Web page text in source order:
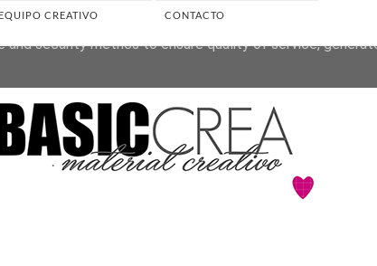
EQUIPO CREATIVO CONTACTO
services and to analyze traffic. Your IP address and user-
and security metrics to ensure quality of service,